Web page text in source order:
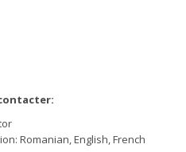
Romanian, English, French